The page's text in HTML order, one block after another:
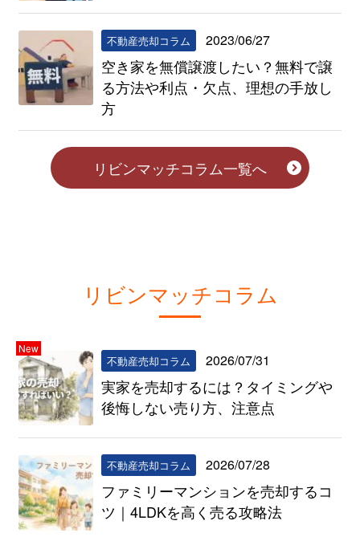
不動産売却コラム 2023/06/27
空き家を無償譲渡したい？無料で譲
る方法や利点・欠点、理想の手放し
方
リビンマッチコラム一覧へ
リビンマッチコラム
不動産売却コラム 2026/07/31
New
実家を売却するには？タイミングや
後悔しない売り方、注意点
不動産売却コラム 2026/07/28
ファミリーマンションを売却するコ
ツ｜4LDKを高く売る攻略法